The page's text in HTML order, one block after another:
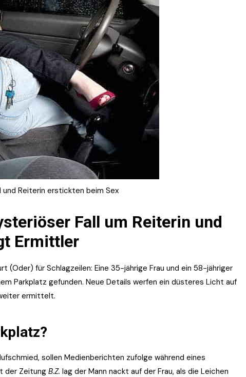
und Reiterin erstickten beim Sex
Fall um Reiterin und
Ermittler
(Oder) für Schlagzeilen: Eine 35-jährige Frau und ein 58-jähriger
Parkplatz gefunden. Neue Details werfen ein düsteres Licht auf
ermittelt.
sollen Medienberichten zufolge während eines
der Zeitung B.Z. lag der Mann nackt auf der Frau, als die Leichen